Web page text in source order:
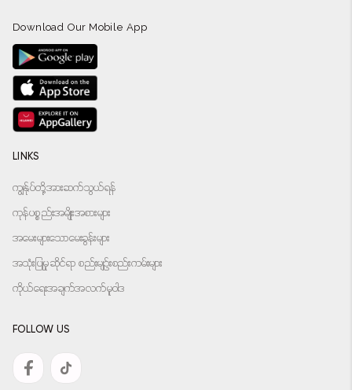
Download Our Mobile App
LINKS
ကျွန်ုပ်တို့အားဆက်သွယ်ရန်
ကုန်ပစ္စည်းအမျိုးအစားများ
အမေးများသောမေးခွန်းများ
အသုံးပြုမှုဆိုင်ရာ စည်းမျဉ်းစည်းကမ်းများ
ကိုယ်ရေးအချက်အလက်မူဝါဒ
FOLLOW US